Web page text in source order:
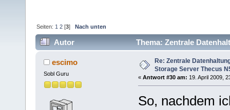
Seiten: 1 2 [3]Nach unten
Autor
Thema: Zentrale
(Gelesen 68132 mal)
escimo
Sobl Guru
Re: Zentrale
Storage Server Thecus
« Antwort #30 am: 19. April 2009,
So, nachdem